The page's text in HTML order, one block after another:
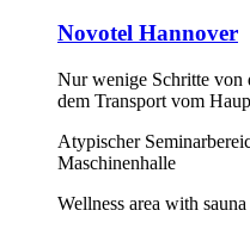
Novotel Hannover
Nur wenige Schritte
dem Transport vom
Atypischer
Maschinenhalle
Wellness area with sauna